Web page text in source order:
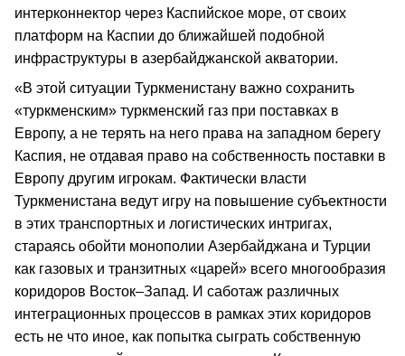
интерконнектор через Каспийское море, от своих
платформ на Каспии до ближайшей подобной
инфраструктуры в азербайджанской акватории.
«В этой ситуации Туркменистану важно сохранить
«туркменским» туркменский газ при поставках в
Европу, а не терять на него права на западном берегу
Каспия, не отдавая право на собственность поставки в
Европу другим игрокам. Фактически власти
Туркменистана ведут игру на повышение субъектности
в этих транспортных и логистических интригах,
стараясь обойти монополии Азербайджана и Турции
как газовых и транзитных «царей» всего многообразия
коридоров Восток–Запад. И саботаж различных
интеграционных процессов в рамках этих коридоров
есть не что иное, как попытка сыграть собственную